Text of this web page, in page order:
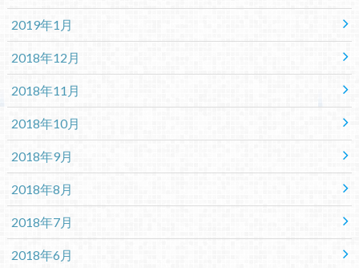
2019年1月
2018年12月
2018年11月
2018年10月
2018年9月
2018年8月
2018年7月
2018年6月